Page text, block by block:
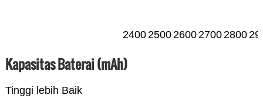
24002500260027002800
Kapasitas Baterai (mAh)
Tinggi lebih Baik